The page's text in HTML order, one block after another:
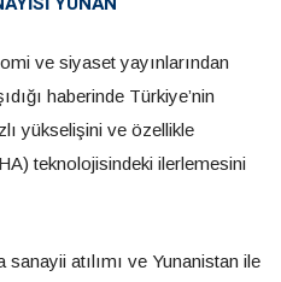
ve siyaset yayınlarından
haberinde Türkiye’nin
yükselişini ve özellikle
teknolojisindeki ilerlemesini
sanayii atılımı ve Yunanistan ile